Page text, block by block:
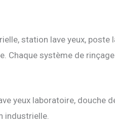
station lave yeux, poste
Chaque système de
yeux laboratoire, douche
industrielle.